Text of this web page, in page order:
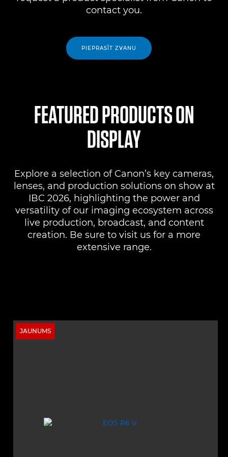
contact you.
PIEPRASĪT ZVANU
FEATURED PRODUCTS ON
DISPLAY
Explore a selection of Canon’s key cameras,
lenses, and production solutions on show at
IBC 2026, highlighting the power and
versatility of our imaging ecosystem across
live production, broadcast, and content
creation. Be sure to visit us for a more
extensive range.
JAUNUMS